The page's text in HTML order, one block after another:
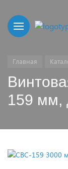
Главная
159 мм,